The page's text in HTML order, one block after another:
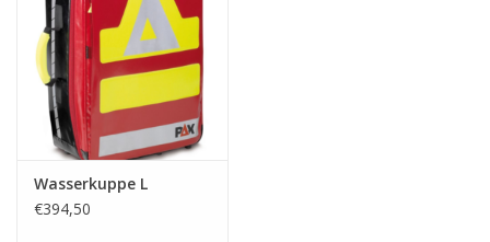
Wasserkuppe L
€394,50